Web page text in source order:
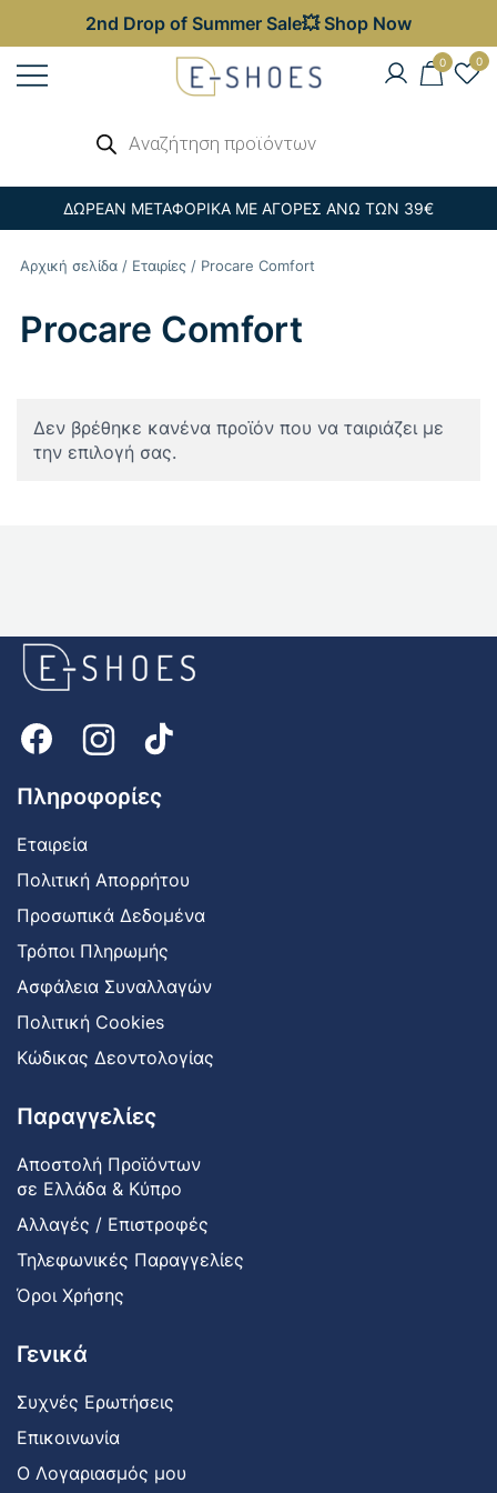
2nd Drop of Summer Sale💥 Shop Now
Παπούτσια – Επώνυμες Τσάντες στις
0 0
προϊόντων
ΔΩΡΕΑΝ ΜΕΤΑΦΟΡΙΚΑ ΜΕ ΑΓΟΡΕΣ ΑΝΩ ΤΩΝ 39€
Αρχική σελίδα / Εταιρίες / Procare Comfort
Procare Comfort
Δεν βρέθηκε κανένα προϊόν που να ταιριάζει με
την επιλογή σας.
Πληροφορίες
Εταιρεία
Πολιτική Απορρήτου
Προσωπικά Δεδομένα
Τρόποι Πληρωμής
Ασφάλεια Συναλλαγών
Πολιτική Cookies
Κώδικας Δεοντολογίας
Παραγγελίες
Αποστολή Προϊόντων
σε Ελλάδα & Κύπρο
Αλλαγές / Επιστροφές
Τηλεφωνικές Παραγγελίες
Όροι Χρήσης
Γενικά
Συχνές Ερωτήσεις
Επικοινωνία
Ο Λογαριασμός μου